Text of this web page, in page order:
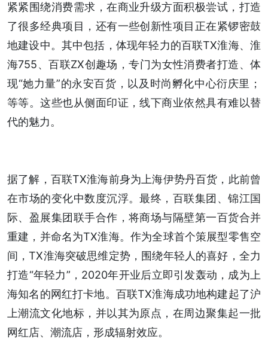
紧紧围绕消费需求，在商业升级方面积极尝试，打造
了很多经典项目，还有一些创新性项目正在紧锣密鼓
地建设中。其中包括，体现年轻力的百联TX淮海、淮
海755、百联ZX创趣场，专门为女性消费者打造、体
现“她力量”的永安百货，以及时尚孵化中心衍庆里；
等等。这些也从侧面印证，线下商业依然具有难以替
代的魅力。
据了解，百联TX淮海前身为上海伊势丹百货，此前曾
在市场的变化中数度沉浮。最终，百联集团、锦江国
际、盈展集团联手合作，将商场与隔壁第一百货合并
重建，并命名为TX淮海。作为全球首个策展型零售空
间，TX淮海突破思维定势，围绕年轻人的喜好，全力
打造“年轻力”，2020年开业后立即引发轰动，成为上
海知名的网红打卡地。百联TX淮海成功地构建起了沪
上潮流文化地标，并以其为原点，在周边聚集起一批
网红店、潮流店，形成辐射效应。